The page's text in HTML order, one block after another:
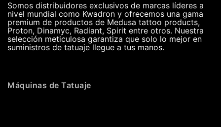
Somos distribuidores exclusivos de marcas líderes a
nivel mundial como Kwadron y ofrecemos una gama
premium de productos de Medusa tattoo products,
Proton, Dinamyc, Radiant, Spirit entre otros. Nuestra
selección meticulosa garantiza que solo lo mejor en
suministros de tatuaje llegue a tus manos.
Máquinas de Tatuaje